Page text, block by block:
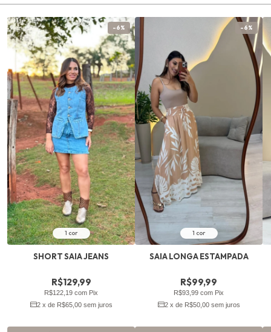
-6%
1 cor
SHORT SAIA JEANS
R$129,99
R$122,19 com Pix
2 x de R$65,00 sem juros
-6%
1 cor
SAIA LONGA ESTAMPADA
R$99,99
R$93,99 com Pix
2 x de R$50,00 sem juros